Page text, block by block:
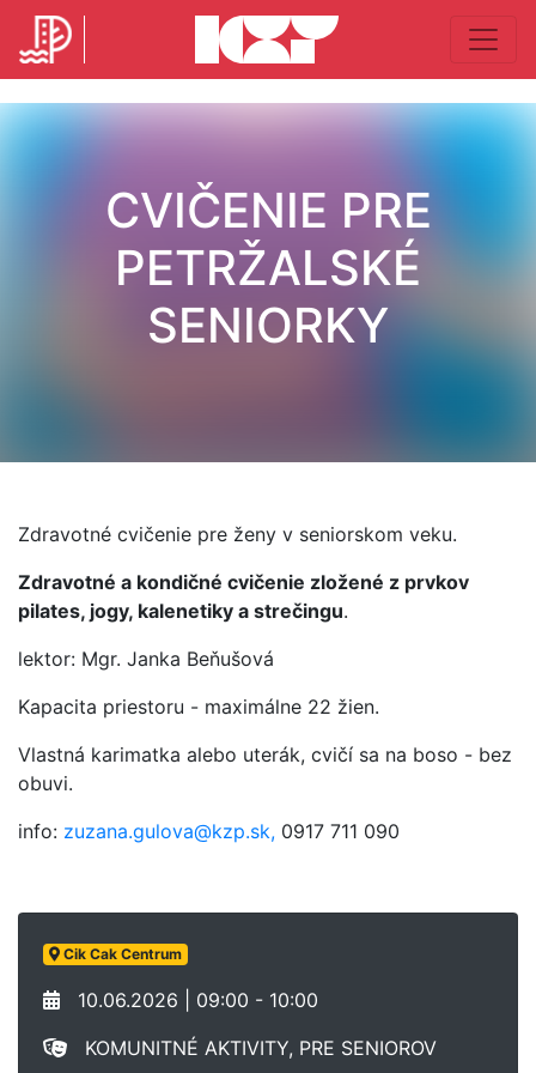
CVIČENIE PRE
PETRŽALSKÉ
SENIORKY
Zdravotné cvičenie pre ženy v seniorskom veku.
Zdravotné a kondičné cvičenie zložené z prvkov
pilates, jogy, kalenetiky a strečingu.
lektor: Mgr. Janka Beňušová
Kapacita priestoru - maximálne 22 žien.
Vlastná karimatka alebo uterák, cvičí sa na boso - bez
obuvi.
info: zuzana.gulova@kzp.sk, 0917 711 090
Cik Cak Centrum
10.06.2026 | 09:00 - 10:00
KOMUNITNÉ AKTIVITY, PRE SENIOROV